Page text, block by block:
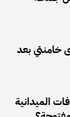
خامنئي بعد
الميدانية